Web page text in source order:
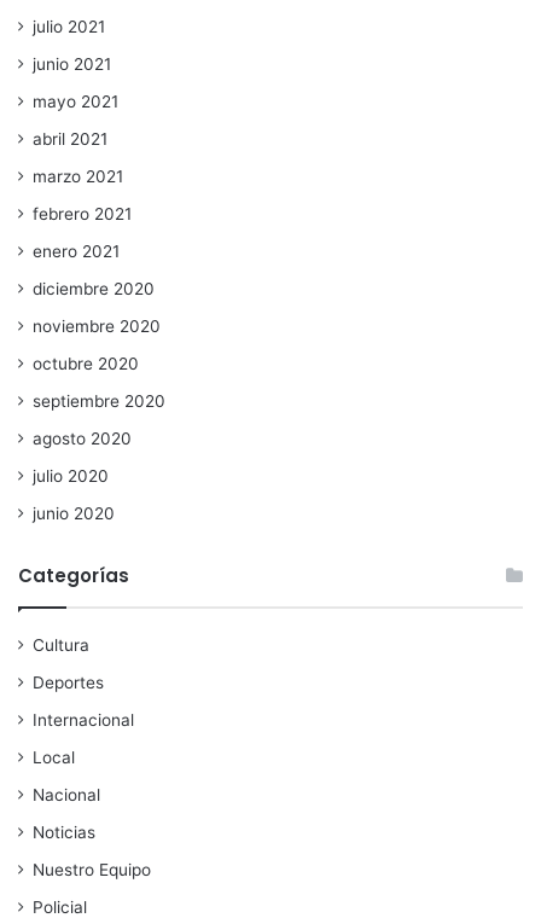
julio 2021
junio 2021
mayo 2021
abril 2021
marzo 2021
febrero 2021
enero 2021
diciembre 2020
noviembre 2020
octubre 2020
septiembre 2020
agosto 2020
julio 2020
junio 2020
Categorías
Cultura
Deportes
Internacional
Local
Nacional
Noticias
Nuestro Equipo
Policial